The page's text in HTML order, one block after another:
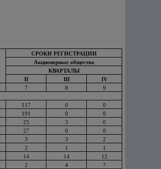
СРОКИ РЕГИСТРАЦИИ
Акционерные общества
КВАРТАЛЫ
II
III
IV
7 8
9
117 0
0
191 0
0
25 3
0
27 0
0
3 3
2
2 1
1
14 14
12
2 4
7